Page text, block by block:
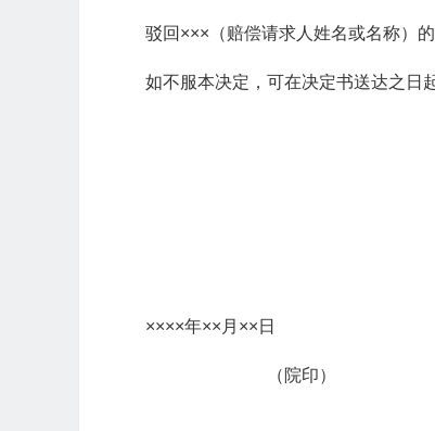
驳回×××（赔偿请求人姓名或名称）的
如不服本决定，可在决定书送达之日
××××年××月××日
（院印）